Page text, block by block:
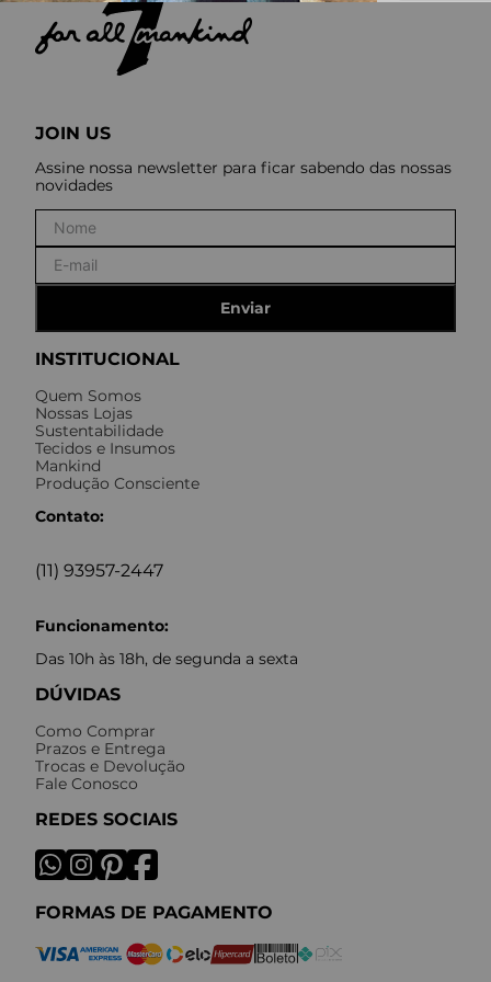
INSTITUCIONAL
Quem Somos
Nossas Lojas
Sustentabilidade
Tecidos e Insumos
Mankind
Produção Consciente
Contato:
(11) 93957-2447
Funcionamento:
Das 10h às 18h, de segunda a sexta
DÚVIDAS
Como Comprar
Prazos e Entrega
Trocas e Devolução
Fale Conosco
REDES SOCIAIS
FORMAS DE PAGAMENTO
JOIN US
Assine nossa newsletter para ficar sabendo das nossas
novidades
Enviar